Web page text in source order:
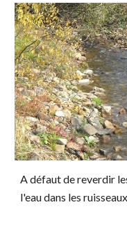
A défaut de reverdir
l'eau dans les